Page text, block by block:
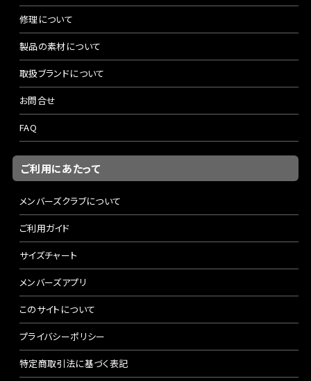
修理について
製品の素材について
取扱ブランドについて
お問合せ
FAQ
ご利用にあたって
メンバーズクラブについて
ご利用ガイド
サイズチャート
メンバーズアプリ
このサイトについて
プライバシーポリシー
特定商取引法に基づく表記